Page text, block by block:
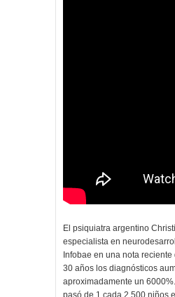
El psiquiatra argentino
especialista en
Infobae en una nota
30 años los diagnósticos
aproximadamente un